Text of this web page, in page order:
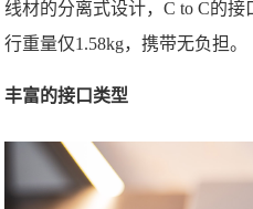
线材的分离式设计，C to C的
行重量仅1.58kg，携带无负担。
丰富的接口类型